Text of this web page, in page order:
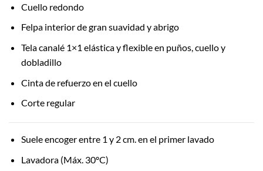
Cuello redondo
Felpa interior de gran suavidad y abrigo
Tela canalé 1×1 elástica y flexible en puños, cuello y
dobladillo
Cinta de refuerzo en el cuello
Corte regular
Suele encoger entre 1 y 2 cm. en el primer lavado
Lavadora (Máx. 30ºC)